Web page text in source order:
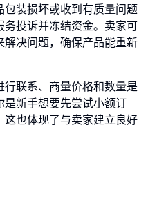
装损坏或收到有质量问题
投诉并冻结资金。卖家可
决问题，确保产品能重新
联系、商量价格和数量是
新手想要先尝试小额订
也体现了与卖家建立良好